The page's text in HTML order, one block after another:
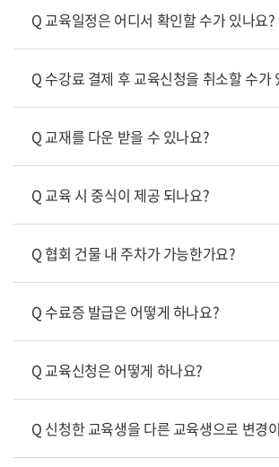
Q 교육일정은 어디서 확인할 수가 있나요?
Q 수강료 결제 후 교육신청을 취소할 수가
Q 교재를 다운 받을 수 있나요?
Q 교육 시 중식이 제공 되나요?
Q 협회 건물 내 주차가 가능한가요?
Q 수료증 발급은 어떻게 하나요?
Q 교육신청은 어떻게 하나요?
Q 신청한 교육생을 다른 교육생으로 변경